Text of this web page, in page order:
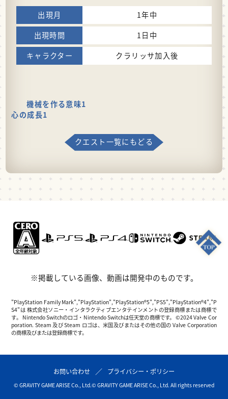
1年中
1日中
クラリッサ加入後
機械を作る意味1
心の成長1
クエスト一覧にもどる
※掲載している画像、動画は開発中のものです。
"PlayStation Family Mark","PlayStation","PlayStation®5","PS5","PlayStation®4","P
S4"は 株式会社ソニー・インタラクティブエンタテインメントの登録商標または商標で
す。 Nintendo Switchのロゴ・Nintendo Switchは任天堂の商標です。 ©2024 Valve Cor
poration. Steam 及び Steam ロゴは、米国及びまたはその他の国の Valve Corporation
の商標及びまたは登録商標です。
お問い合わせ プライバシー・ポリシー
© GRAVITY GAME ARISE Co., Ltd.© GRAVITY GAME ARISE Co., Ltd. All rights reserved